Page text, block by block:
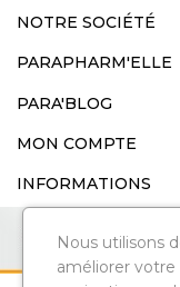
Nous vous
NOTRE SOCIÉTÉ
PARAPHARM'ELLE
PARA'BLOG
MON COMPTE
INFORMATIONS
Nous utilisons
améliorer